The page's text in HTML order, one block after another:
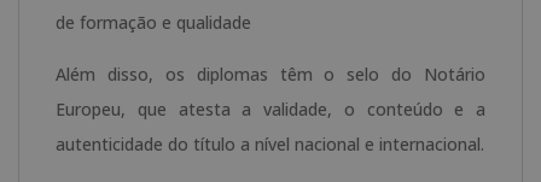
de formação e qualidade
Além disso, os diplomas têm o selo do Notário
Europeu, que atesta a validade, o conteúdo e a
autenticidade do título a nível nacional e internacional.